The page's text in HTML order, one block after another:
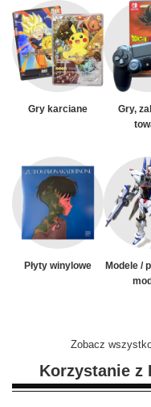
Gry karciane
Gry,
Płyty winylowe
Modele /
Zobacz
Korzystanie z